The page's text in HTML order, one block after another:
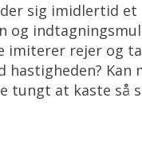
sig imidlertid
og
imiterer rejer og
hastigheden?
tungt at kaste